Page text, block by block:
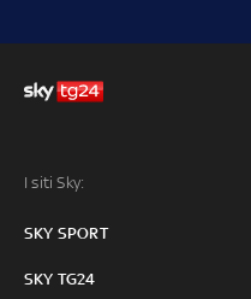
I siti Sky:
SKY SPORT
SKY TG24